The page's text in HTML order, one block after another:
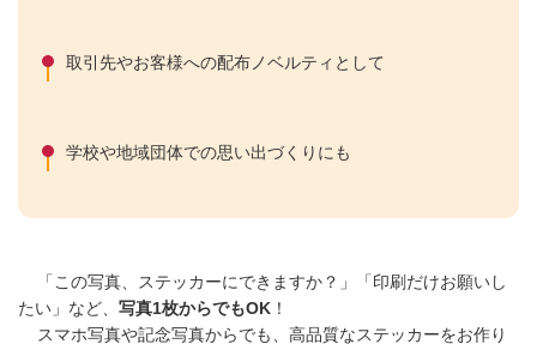
取引先やお客様への配布ノベルティとして
学校や地域団体での思い出づくりにも
「この写真、ステッカーにできますか？」「印刷だけお願いし
たい」など、 写真1枚からでもOK ！
スマホ写真や記念写真からでも、高品質なステッカーをお作り